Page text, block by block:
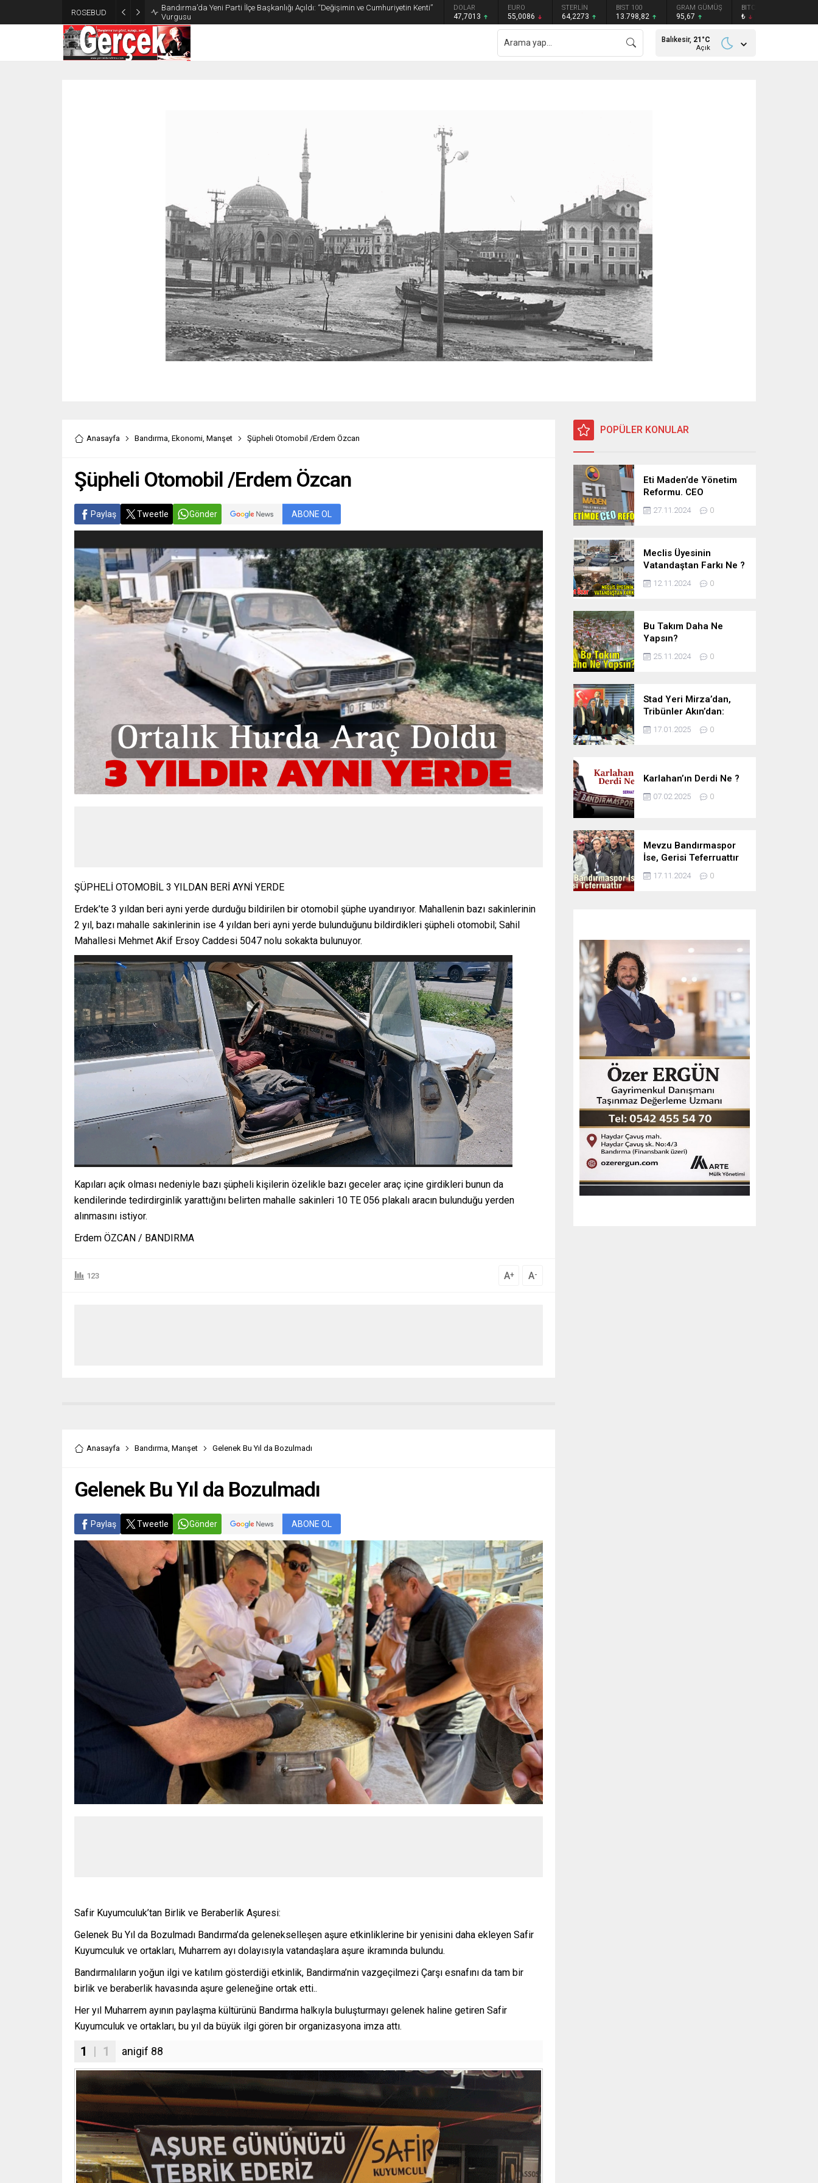
ROSEBUD
Bandırma’da Yeni Parti İlçe Başkanlığı Açıldı: “Değişimin ve Cumhuriyetin Kenti”
Vurgusu
GRAM ALTIN DOLAR
47,7013
EURO
55,0086
STERLİN
64,2273
BIST 100
13.798,82
GRAM GÜMÜŞ
95,67
BITCOIN
₺
Balıkesir, 21 °C
Açık
Anasayfa Bandırma, Ekonomi, Manşet Şüpheli Otomobil /Erdem Özcan
Şüpheli Otomobil /Erdem Özcan
Paylaş Tweetle Gönder ABONE OL
ŞÜPHELİ OTOMOBİL 3 YILDAN BERİ AYNİ YERDE
Erdek’te 3 yıldan beri ayni yerde durduğu bildirilen bir otomobil şüphe uyandırıyor. Mahallenin bazı sakinlerinin
2 yıl, bazı mahalle sakinlerinin ise 4 yıldan beri ayni yerde bulunduğunu bildirdikleri şüpheli otomobil; Sahil
Mahallesi Mehmet Akif Ersoy Caddesi 5047 nolu sokakta bulunuyor.
Kapıları açık olması nedeniyle bazı şüpheli kişilerin özelikle bazı geceler araç içine girdikleri bunun da
kendilerinde tedirdirginlik yarattığını belirten mahalle sakinleri 10 TE 056 plakalı aracın bulunduğu yerden
alınmasını istiyor.
Erdem ÖZCAN / BANDIRMA
123 A+ A-
Anasayfa Bandırma, Manşet Gelenek Bu Yıl da Bozulmadı
Gelenek Bu Yıl da Bozulmadı
Paylaş Tweetle Gönder ABONE OL
Safir Kuyumculuk’tan Birlik ve Beraberlik Aşuresi:
Gelenek Bu Yıl da Bozulmadı Bandırma’da gelenekselleşen aşure etkinliklerine bir yenisini daha ekleyen Safir
Kuyumculuk ve ortakları, Muharrem ayı dolayısıyla vatandaşlara aşure ikramında bulundu.
Bandırmalıların yoğun ilgi ve katılım gösterdiği etkinlik, Bandirma’nin vazgeçilmezi Çarşı esnafını da tam bir
birlik ve beraberlik havasında aşure geleneğine ortak etti..
Her yıl Muharrem ayının paylaşma kültürünü Bandırma halkıyla buluşturmayı gelenek haline getiren Safir
Kuyumculuk ve ortakları, bu yıl da büyük ilgi gören bir organizasyona imza attı.
1 | 1 anigif 88
POPÜLER KONULAR
Eti Maden’de Yönetim
Reformu. CEO
Modeli’nde Kadro /
Taşeron İşçilik Ayrımı
27.11.2024 0
Meclis Üyesinin
Vatandaştan Farkı Ne ?
12.11.2024 0
Bu Takım Daha Ne
Yapsın?
25.11.2024 0
Stad Yeri Mirza’dan,
Tribünler Akın’dan:
Geriye Bakanlık Kaldı.
17.01.2025 0
Karlahan’ın Derdi Ne ?
07.02.2025 0
Mevzu Bandırmaspor
İse, Gerisi Teferruattır
17.11.2024 0